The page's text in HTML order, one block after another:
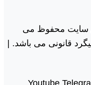
سایت محفوظ می
قانونی می باشد. |
Youtube